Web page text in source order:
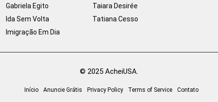
Gabriela Egito
Ida Sem Volta
Imigração Em Dia
Taiara Desirée
Tatiana Cesso
© 2025 AcheiUSA.
Início Anuncie Grátis Privacy Policy Terms of Service Contato